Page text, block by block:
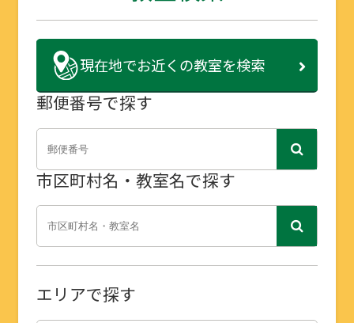
現在地でお近くの教室を検索
郵便番号で探す
市区町村名・教室名で探す
エリアで探す